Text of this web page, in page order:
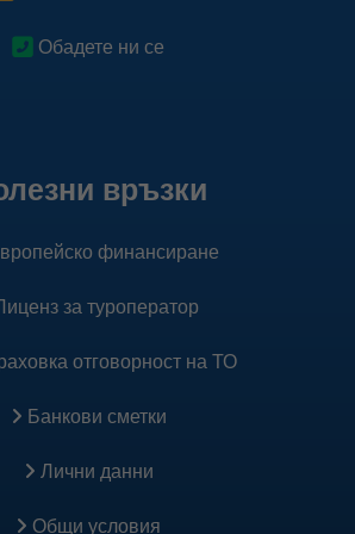
се задават чрез нашия сайт и се
Вашия браузър и устройство. При
да получавате нашата насочена
които предприемате на нашия
и правите резервация. Те
Обадете ни се
връзки
финансиране
за туроператор
oтговорност на ТО
Банкови сметки
Лични данни
Общи условия